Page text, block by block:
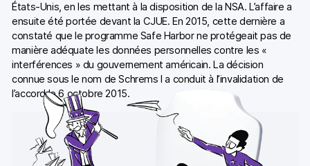
États-Unis, en les mettant à la disposition de la NSA. L’affaire a
ensuite été portée devant la CJUE. En 2015, cette dernière a
constaté que le programme Safe Harbor ne protégeait pas de
manière adéquate les données personnelles contre les «
interférences » du gouvernement américain. La décision
connue sous le nom de Schrems I a conduit à l’invalidation de
l’accord le 6 octobre 2015.